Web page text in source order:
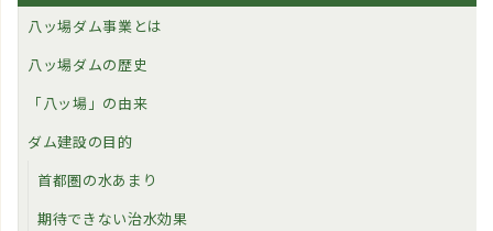
八ッ場ダム事業とは
八ッ場ダムの歴史
「八ッ場」の由来
ダム建設の目的
首都圏の水あまり
期待できない治水効果